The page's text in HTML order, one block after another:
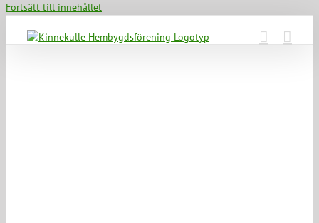
Fortsätt till innehållet